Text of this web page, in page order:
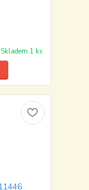
Skladem 1 ks